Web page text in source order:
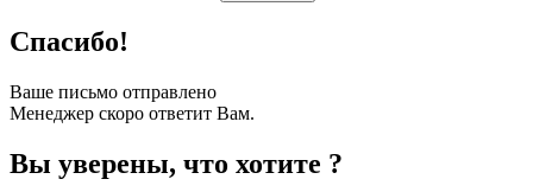
Спасибо!
Ваше письмо отправлено
Менеджер скоро ответит Вам.
Вы уверены, что хотите ?